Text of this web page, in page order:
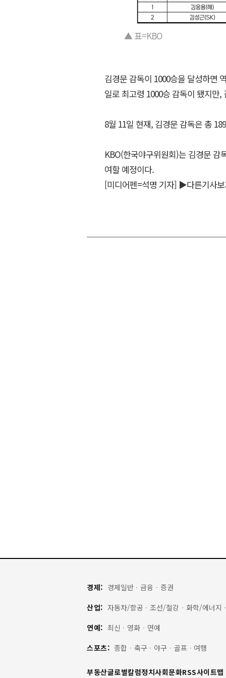
▲ 표=KBO
김경문 감독이 1000승을 달성하면
일로 최고령 1000승 감독이 됐지만
8월 11일 현재, 김경문 감독은 총
KBO(한국야구위원회)는 김경문 감
여할 예정이다.
[미디어펜=석명 기자] ▶다른기사
경제: 경제일반 · 금융 · 증권
산업: 자동차/항공 · 조선/철강 · 화학/에너지 ·
연예: 최신 · 영화 · 연예
스포츠: 종합 · 축구 · 야구 · 골프 · 여행
부동산글로벌칼럼정치사회문화RSS사이트맵